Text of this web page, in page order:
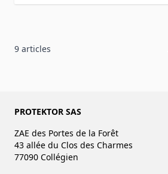
9 articles
PROTEKTOR SAS
ZAE des Portes de la Forêt
43 allée du Clos des Charmes
77090 Collégien